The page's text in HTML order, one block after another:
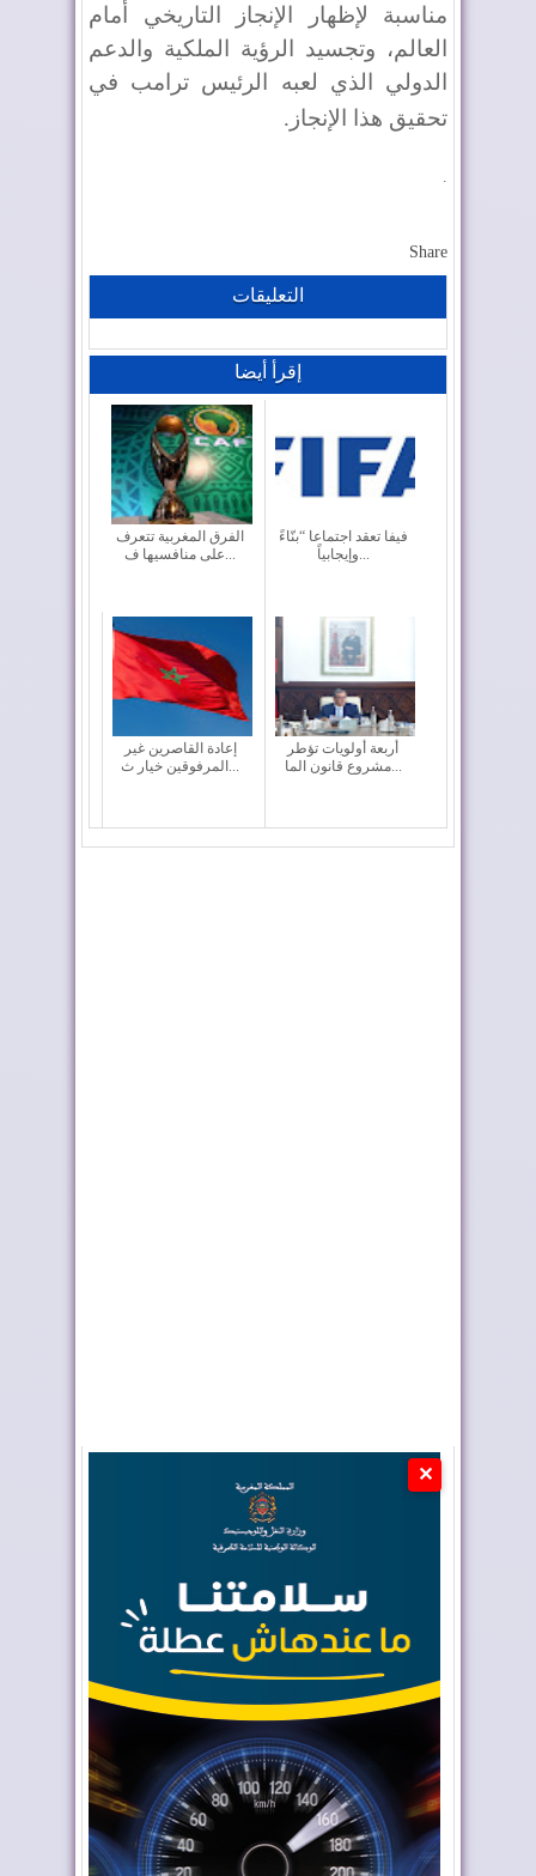
مناسبة لإظهار الإنجاز التاريخي أمام
العالم، وتجسيد الرؤية الملكية والدعم
الدولي الذي لعبه الرئيس ترامب في
تحقيق هذا الإنجاز .
Share
التعليقات
إقرأ أيضا
الفرق المغربية تتعرف
فيفا تعقد اجتماعا “بنّاءً
إعادة القاصرين غير
أربعة أولويات تؤطر
مشروع قانون الما...
✕